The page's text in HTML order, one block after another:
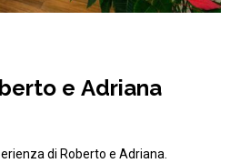
e Adriana
di Roberto e Adriana.